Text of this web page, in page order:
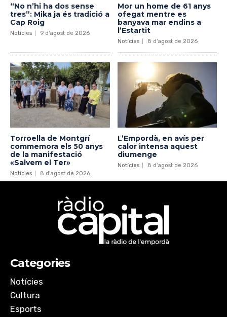
“No n’hi ha dos sense
tres”: Mika ja és tradició a
Cap Roig
Notícies 9 d'agost de 2026
Mor un home de 61 anys
ofegat mentre es
banyava mar endins a
l’Estartit
Notícies 8 d'agost de 2026
Torroella de Montgrí
commemora els 50 anys
de la manifestació
«Salvem el Ter»
Notícies 8 d'agost de 2026
L’Empordà, en avís per
calor intensa aquest
diumenge
Notícies 8 d'agost de 2026
Categories
Notícies
Cultura
Esports